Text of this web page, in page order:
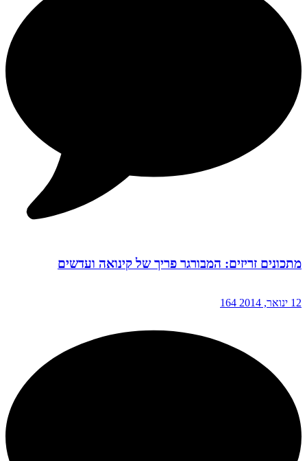
מתכונים זריזים: המבורגר פריך של קינואה ועדשים
12 ינואר, 2014 164